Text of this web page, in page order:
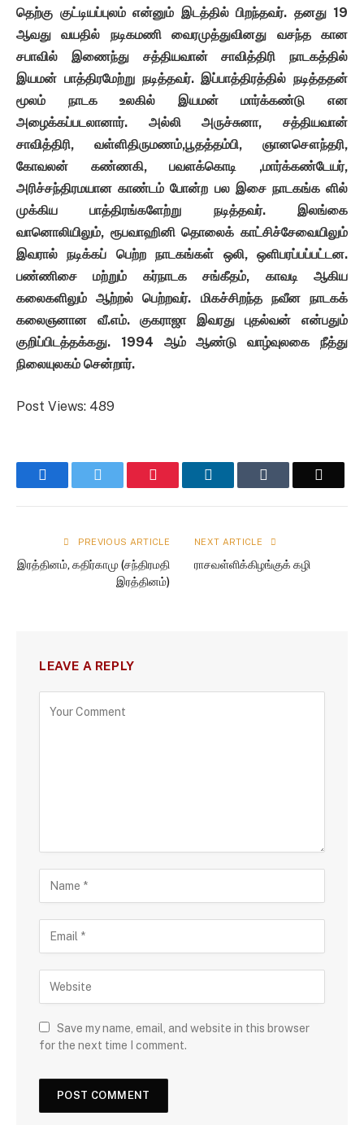
தெற்கு குட்டியப்புலம் என்னும் இடத்தில் பிறந்தவர். தனது 19
ஆவது வயதில் நடிகமணி வைரமுத்துவினது வசந்த கான
சபாவில் இணைந்து சத்தியவான் சாவித்திரி நாடகத்தில்
இயமன் பாத்திரமேற்று நடித்தவர். இப்பாத்திரத்தில் நடித்ததன்
மூலம் நாடக உலகில் இயமன் மார்க்கண்டு என
அழைக்கப்படலானார். அல்லி அருச்சுனா, சத்தியவான்
சாவித்திரி, வள்ளிதிருமணம்,பூதத்தம்பி, ஞானசௌந்தரி,
கோவலன் கண்ணகி, பவளக்கொடி ,மார்க்கண்டேயர்,
அரிச்சந்திரமயான காண்டம் போன்ற பல இசை நாடகங்க ளில்
முக்கிய பாத்திரங்களேற்று நடித்தவர். இலங்கை
வானொலியிலும், ரூபவாஹினி தொலைக் காட்சிச்சேவையிலும்
இவரால் நடிக்கப் பெற்ற நாடகங்கள் ஒலி, ஒளிபரப்பப்பட்டன.
பண்ணிசை மற்றும் கர்நாடக சங்கீதம், காவடி ஆகிய
கலைகளிலும் ஆற்றல் பெற்றவர். மிகச்சிறந்த நவீன நாடகக்
கலைஞனான வீ.எம். குகராஜா இவரது புதல்வன் என்பதும்
குறிப்பிடத்தக்கது. 1994 ஆம் ஆண்டு வாழ்வுலகை நீத்து
நிலையுலகம் சென்றார்.
Post Views: 489
Facebook Pinterest LinkedIn
PREVIOUS ARTICLE
இரத்தினம், கதிர்காமு (சந்திரமதி
இரத்தினம்)
NEXT ARTICLE
ராசவள்ளிக்கிழங்குக் கழி
LEAVE A REPLY
Save my name, email, and website in this browser
for the next time I comment.